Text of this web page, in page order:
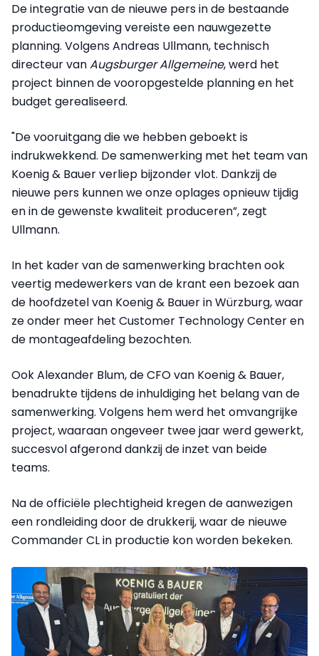
De integratie van de nieuwe pers in de bestaande
productieomgeving vereiste een nauwgezette
planning. Volgens Andreas Ullmann, technisch
directeur vanAugsburger Allgemeine, werd het
project binnen de vooropgestelde planning en het
budget gerealiseerd.
"De vooruitgang die we hebben geboekt is
indrukwekkend. De samenwerking met het team van
Koenig & Bauer verliep bijzonder vlot. Dankzij de
nieuwe pers kunnen we onze oplages opnieuw tijdig
en in de gewenste kwaliteit produceren”, zegt
Ullmann.
In het kader van de samenwerking brachten ook
veertig medewerkers van de krant een bezoek aan
de hoofdzetel van Koenig & Bauer in Würzburg, waar
ze onder meer het Customer Technology Center en
de montageafdeling bezochten.
Ook Alexander Blum, de CFO van Koenig & Bauer,
benadrukte tijdens de inhuldiging het belang van de
samenwerking. Volgens hem werd het omvangrijke
project, waaraan ongeveer twee jaar werd gewerkt,
succesvol afgerond dankzij de inzet van beide
teams.
Na de officiële plechtigheid kregen de aanwezigen
een rondleiding door de drukkerij, waar de nieuwe
Commander CL in productie kon worden bekeken.